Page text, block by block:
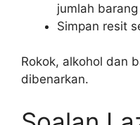
jumlah
Simpan resit
Rokok, alkohol dan
dibenarkan.